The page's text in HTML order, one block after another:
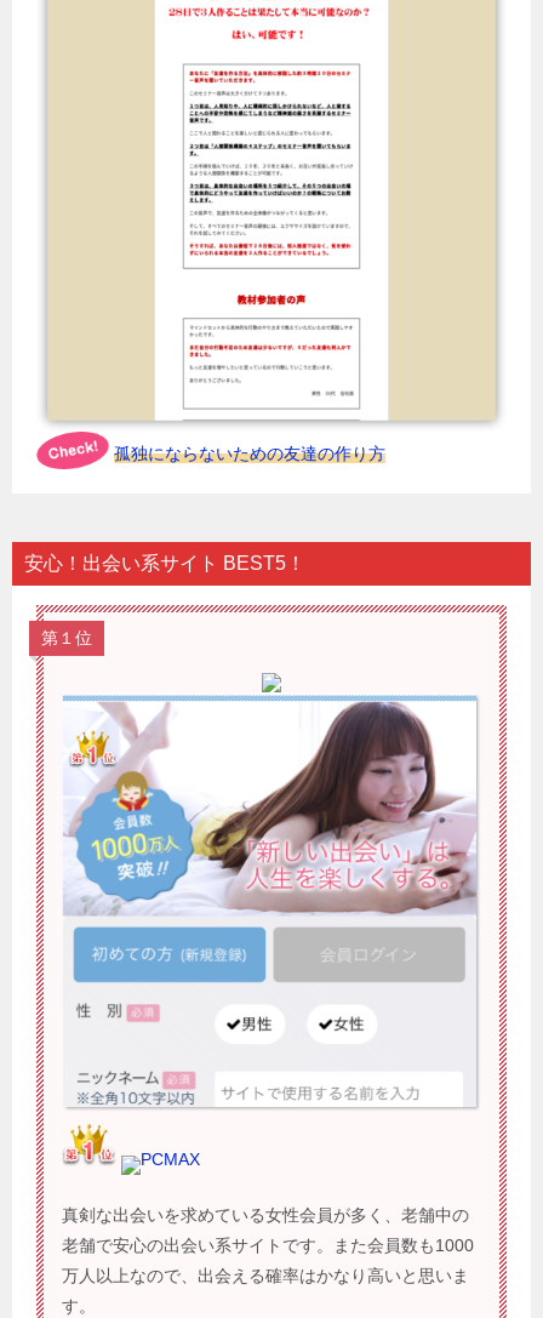
孤独にならないための友達の作り方
安心！出会い系サイト BEST5！
第１位
PCMAX
真剣な出会いを求めている女性会員が多く、老舗中の
老舗で安心の出会い系サイトです。また会員数も1000
万人以上なので、出会える確率はかなり高いと思いま
す。